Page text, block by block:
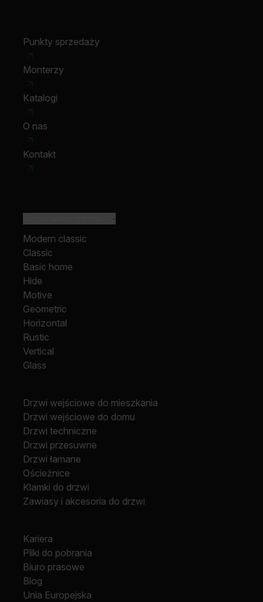
Punkty sprzedaży
Monterzy
Katalogi
O nas
Kontakt
-
Modern classic
Classic
Basic home
Hide
Motive
Geometric
Horizontal
Rustic
Vertical
Glass
Drzwi wejściowe do mieszkania
Drzwi wejściowe do domu
Drzwi techniczne
Drzwi przesuwne
Drzwi łamane
Ościeżnice
Klamki do drzwi
Zawiasy i akcesoria do drzwi
Kariera
Pliki do pobrania
Biuro prasowe
Blog
Unia Europejska